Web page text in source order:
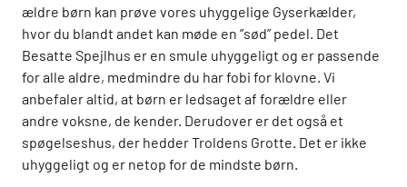
ældre børn kan prøve vores uhyggelige Gyserkælder,
hvor du blandt andet kan møde en ”sød” pedel. Det
Besatte Spejlhus er en smule uhyggeligt og er passende
for alle aldre, medmindre du har fobi for klovne. Vi
anbefaler altid, at børn er ledsaget af forældre eller
andre voksne, de kender. Derudover er det også et
spøgelseshus, der hedder Troldens Grotte. Det er ikke
uhyggeligt og er netop for de mindste børn.